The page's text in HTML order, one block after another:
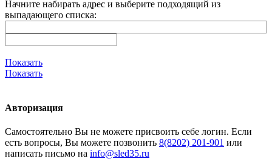
Начните набирать адрес и выберите подходящий из
выпадающего списка:
Показать
Показать
Авторизация
Cамостоятельно Вы не можете присвоить себе логин. Если
есть вопросы, Вы можете позвонить 8(8202) 201-901 или
написать письмо на